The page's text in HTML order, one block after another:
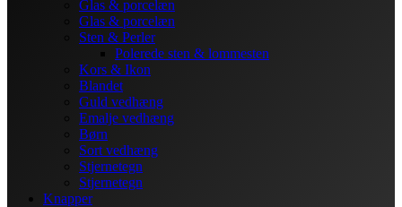
Glas & porcelæn
Glas & porcelæn
Sten & Perler
Polerede sten & lommesten
Kors & Ikon
Blandet
Guld vedhæng
Emalje vedhæng
Børn
Sort vedhæng
Stjernetegn
Stjernetegn
Knapper